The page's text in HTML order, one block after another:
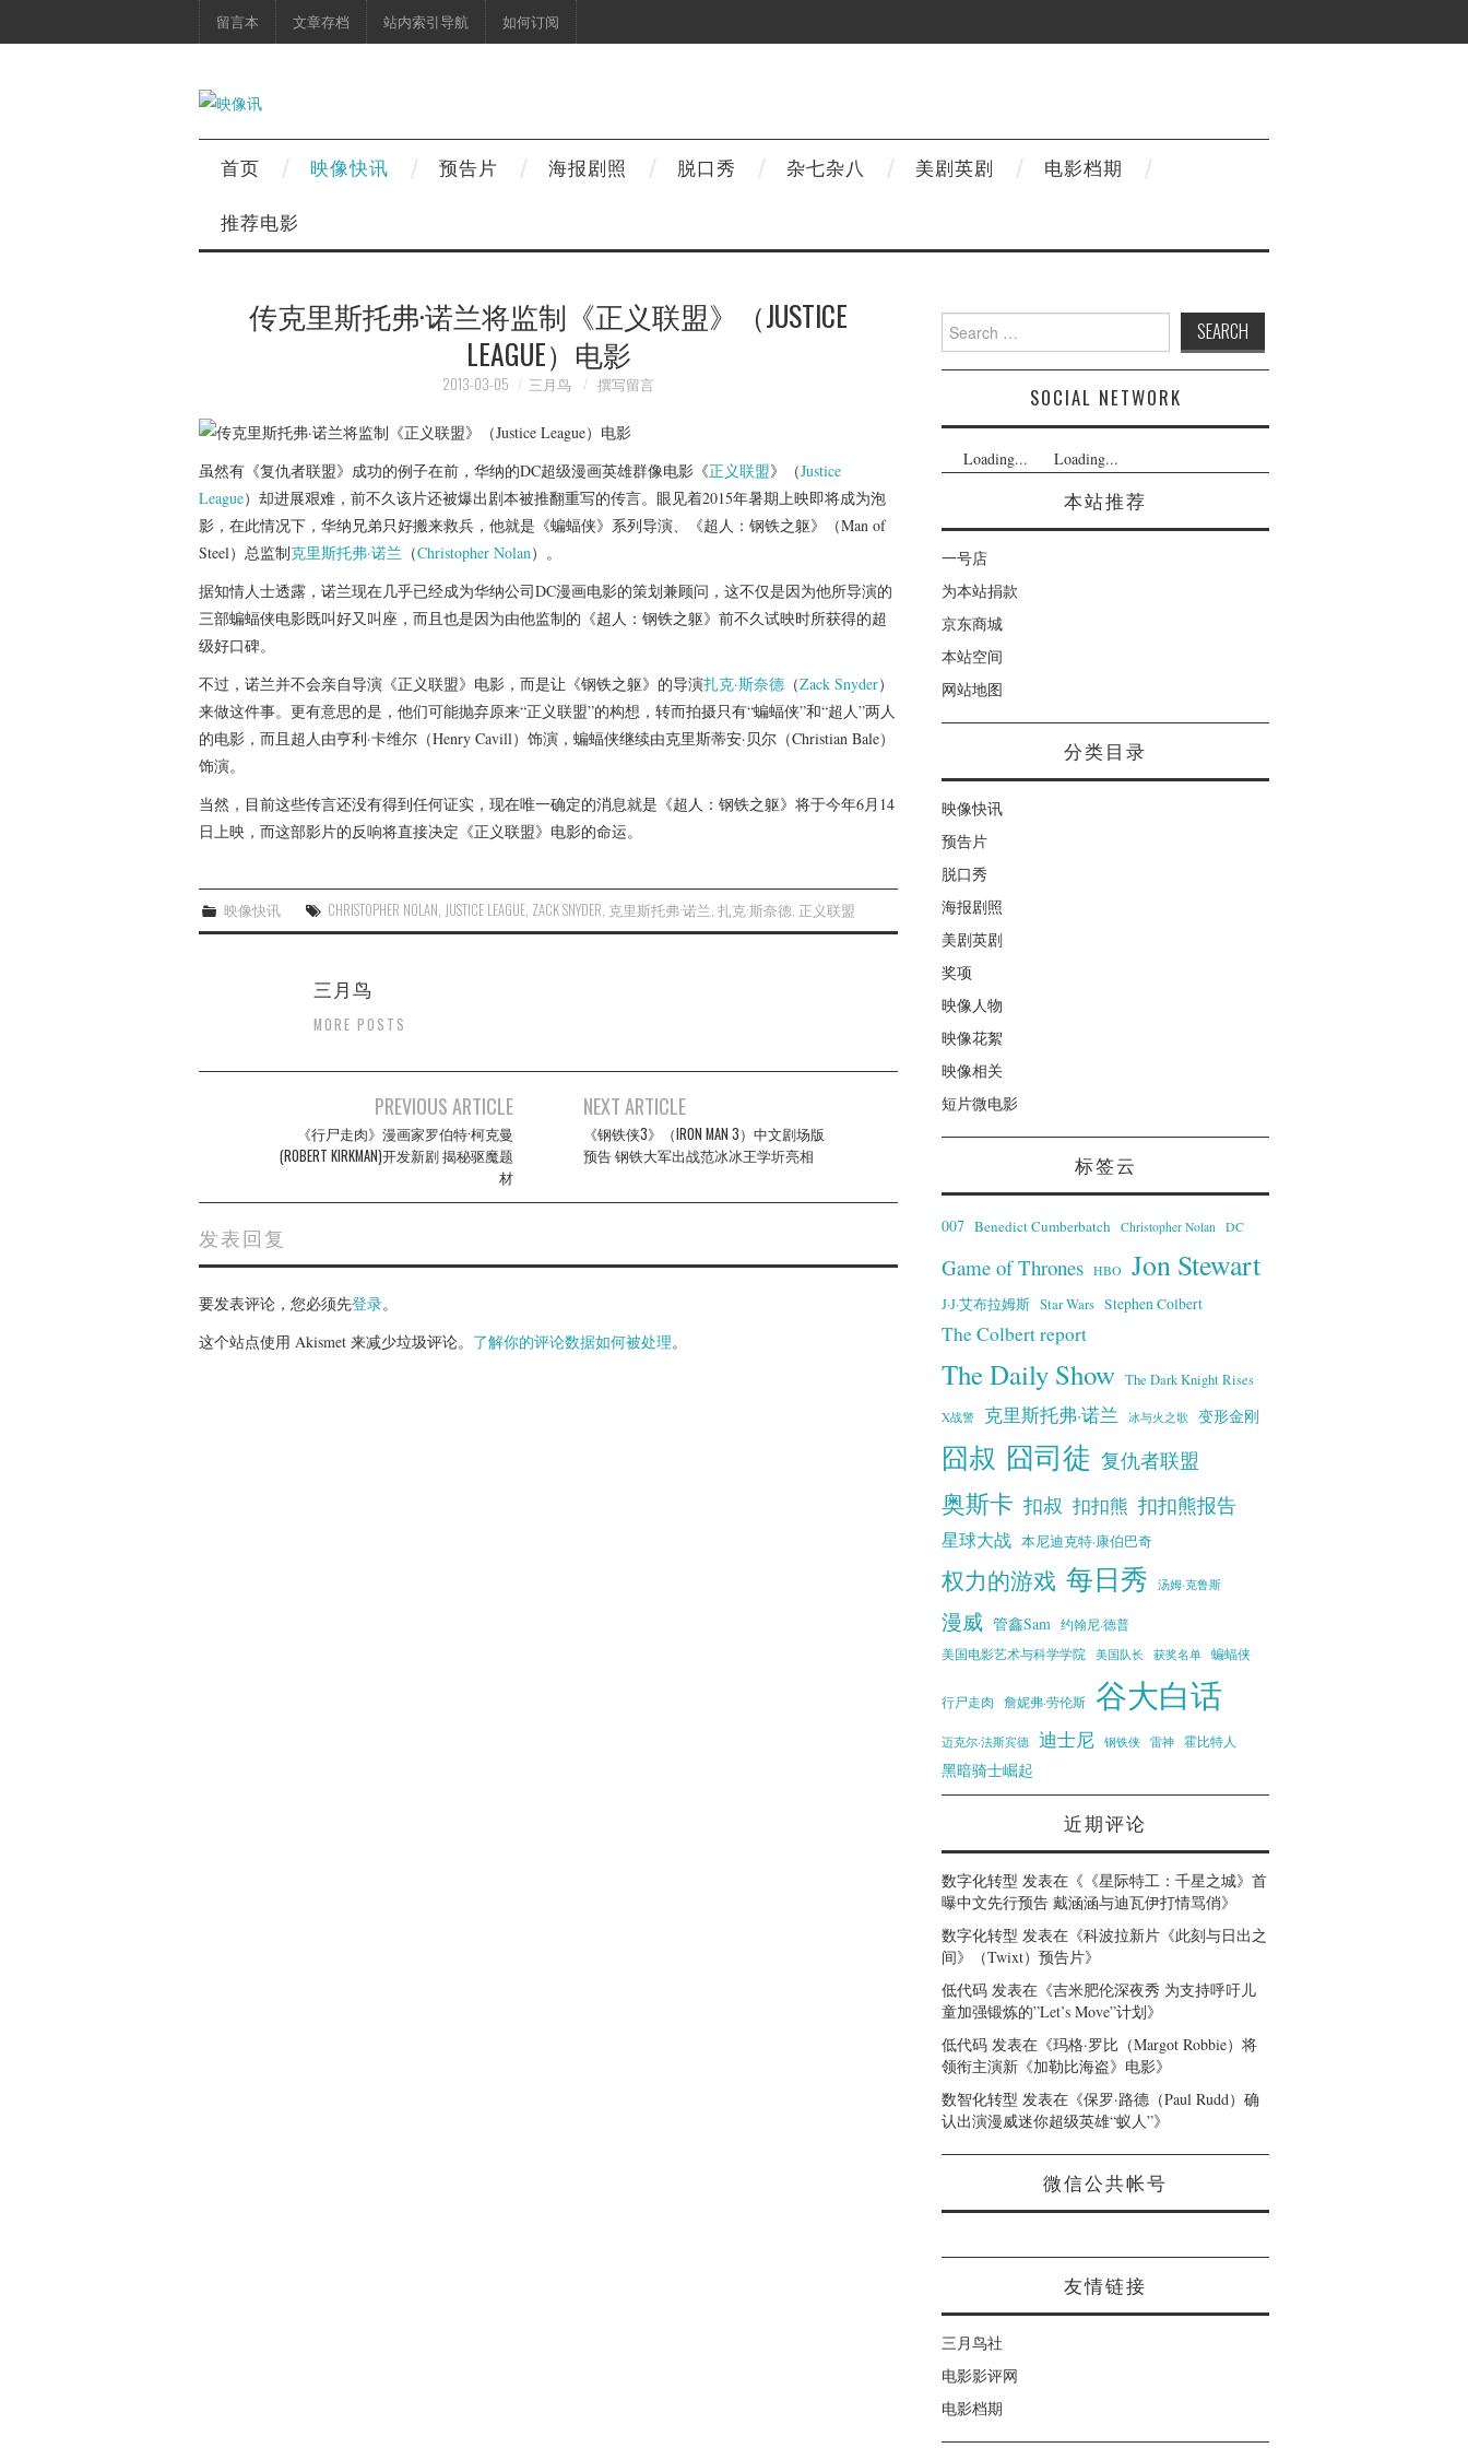
留言本 文章存档 站内索引导航 如何订阅
首页 映像快讯 预告片 海报剧照 脱口秀 杂七杂八 美剧英剧
电影档期
推荐电影
传克里斯托弗·诺兰将监制《正义联盟》（JUSTICE
LEAGUE）电影
2013-03-05 三月鸟 撰写留言
虽然有《复仇者联盟》成功的例子在前，华纳的DC超级漫画英雄群像电影《正义联盟》（Justice
League）却进展艰难，前不久该片还被爆出剧本被推翻重写的传言。眼见着2015年暑期上映即将成为泡
影，在此情况下，华纳兄弟只好搬来救兵，他就是《蝙蝠侠》系列导演、《超人：钢铁之躯》（Man of
Steel）总监制克里斯托弗·诺兰 （Christopher Nolan）。
据知情人士透露，诺兰现在几乎已经成为华纳公司DC漫画电影的策划兼顾问，这不仅是因为他所导演的
三部蝙蝠侠电影既叫好又叫座，而且也是因为由他监制的《超人：钢铁之躯》前不久试映时所获得的超
级好口碑。
不过，诺兰并不会亲自导演《正义联盟》电影，而是让《钢铁之躯》的导演扎克·斯奈德 （Zack Snyder）
来做这件事。更有意思的是，他们可能抛弃原来“正义联盟”的构想，转而拍摄只有“蝙蝠侠”和“超人”两人
的电影，而且超人由亨利·卡维尔（Henry Cavill）饰演，蝙蝠侠继续由克里斯蒂安·贝尔（Christian Bale）
饰演。
当然，目前这些传言还没有得到任何证实，现在唯一确定的消息就是《超人：钢铁之躯》将于今年6月14
日上映，而这部影片的反响将直接决定《正义联盟》电影的命运。
映像快讯 CHRISTOPHER NOLAN, JUSTICE LEAGUE, ZACK SNYDER, 克里斯托弗·诺兰,扎克·斯奈德, 正义联盟
三月鸟
MORE POSTS
PREVIOUS ARTICLE
《行尸走肉》漫画家罗伯特·柯克曼
(ROBERT KIRKMAN)开发新剧 揭秘驱魔题
材
NEXT ARTICLE
《钢铁侠3》（IRON MAN 3）中文剧场版
预告 钢铁大军出战范冰冰王学圻亮相
发表回复
要发表评论，您必须先登录。
这个站点使用 Akismet 来减少垃圾评论。 了解你的评论数据如何被处理。
Search
for:
SOCIAL NETWORK
Loading... Loading...
本站推荐
一号店
为本站捐款
京东商城
本站空间
网站地图
分类目录
映像快讯
预告片
脱口秀
海报剧照
美剧英剧
奖项
映像人物
映像花絮
映像相关
短片微电影
标签云
007 Benedict Cumberbatch Christopher Nolan DC
Game of Thrones HBO Jon Stewart
J·J·艾布拉姆斯 Star Wars Stephen Colbert
The Colbert report
The Daily Show The Dark Knight Rises
X战警 克里斯托弗·诺兰 冰与火之歌 变形金刚
囧叔 囧司徒 复仇者联盟
奥斯卡 扣叔 扣扣熊 扣扣熊报告
星球大战 本尼迪克特·康伯巴奇
权力的游戏 每日秀 汤姆·克鲁斯
漫威 管鑫Sam 约翰尼·德普
美国电影艺术与科学学院 美国队长 获奖名单 蝙蝠侠
行尸走肉 詹妮弗·劳伦斯 谷大白话
迈克尔·法斯宾德 迪士尼 钢铁侠 雷神 霍比特人
黑暗骑士崛起
近期评论
数字化转型 发表在《 《星际特工：千星之城》首
曝中文先行预告 戴涵涵与迪瓦伊打情骂俏》
数字化转型 发表在《科波拉新片《此刻与日出之
间》（Twixt）预告片》
低代码 发表在《吉米肥伦深夜秀 为支持呼吁儿
童加强锻炼的”Let’s Move”计划》
低代码 发表在《玛格·罗比（Margot Robbie）将
领衔主演新《加勒比海盗》电影》
数智化转型 发表在《保罗·路德（Paul Rudd）确
认出演漫威迷你超级英雄“蚁人”》
微信公共帐号
友情链接
三月鸟社
电影影评网
电影档期